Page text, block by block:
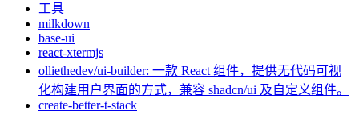
工具
milkdown
base-ui
react-xtermjs
olliethedev/ui-builder: 一款 React 组件，提供无代码可视
化构建用户界面的方式，兼容 shadcn/ui 及自定义组件。
create-better-t-stack